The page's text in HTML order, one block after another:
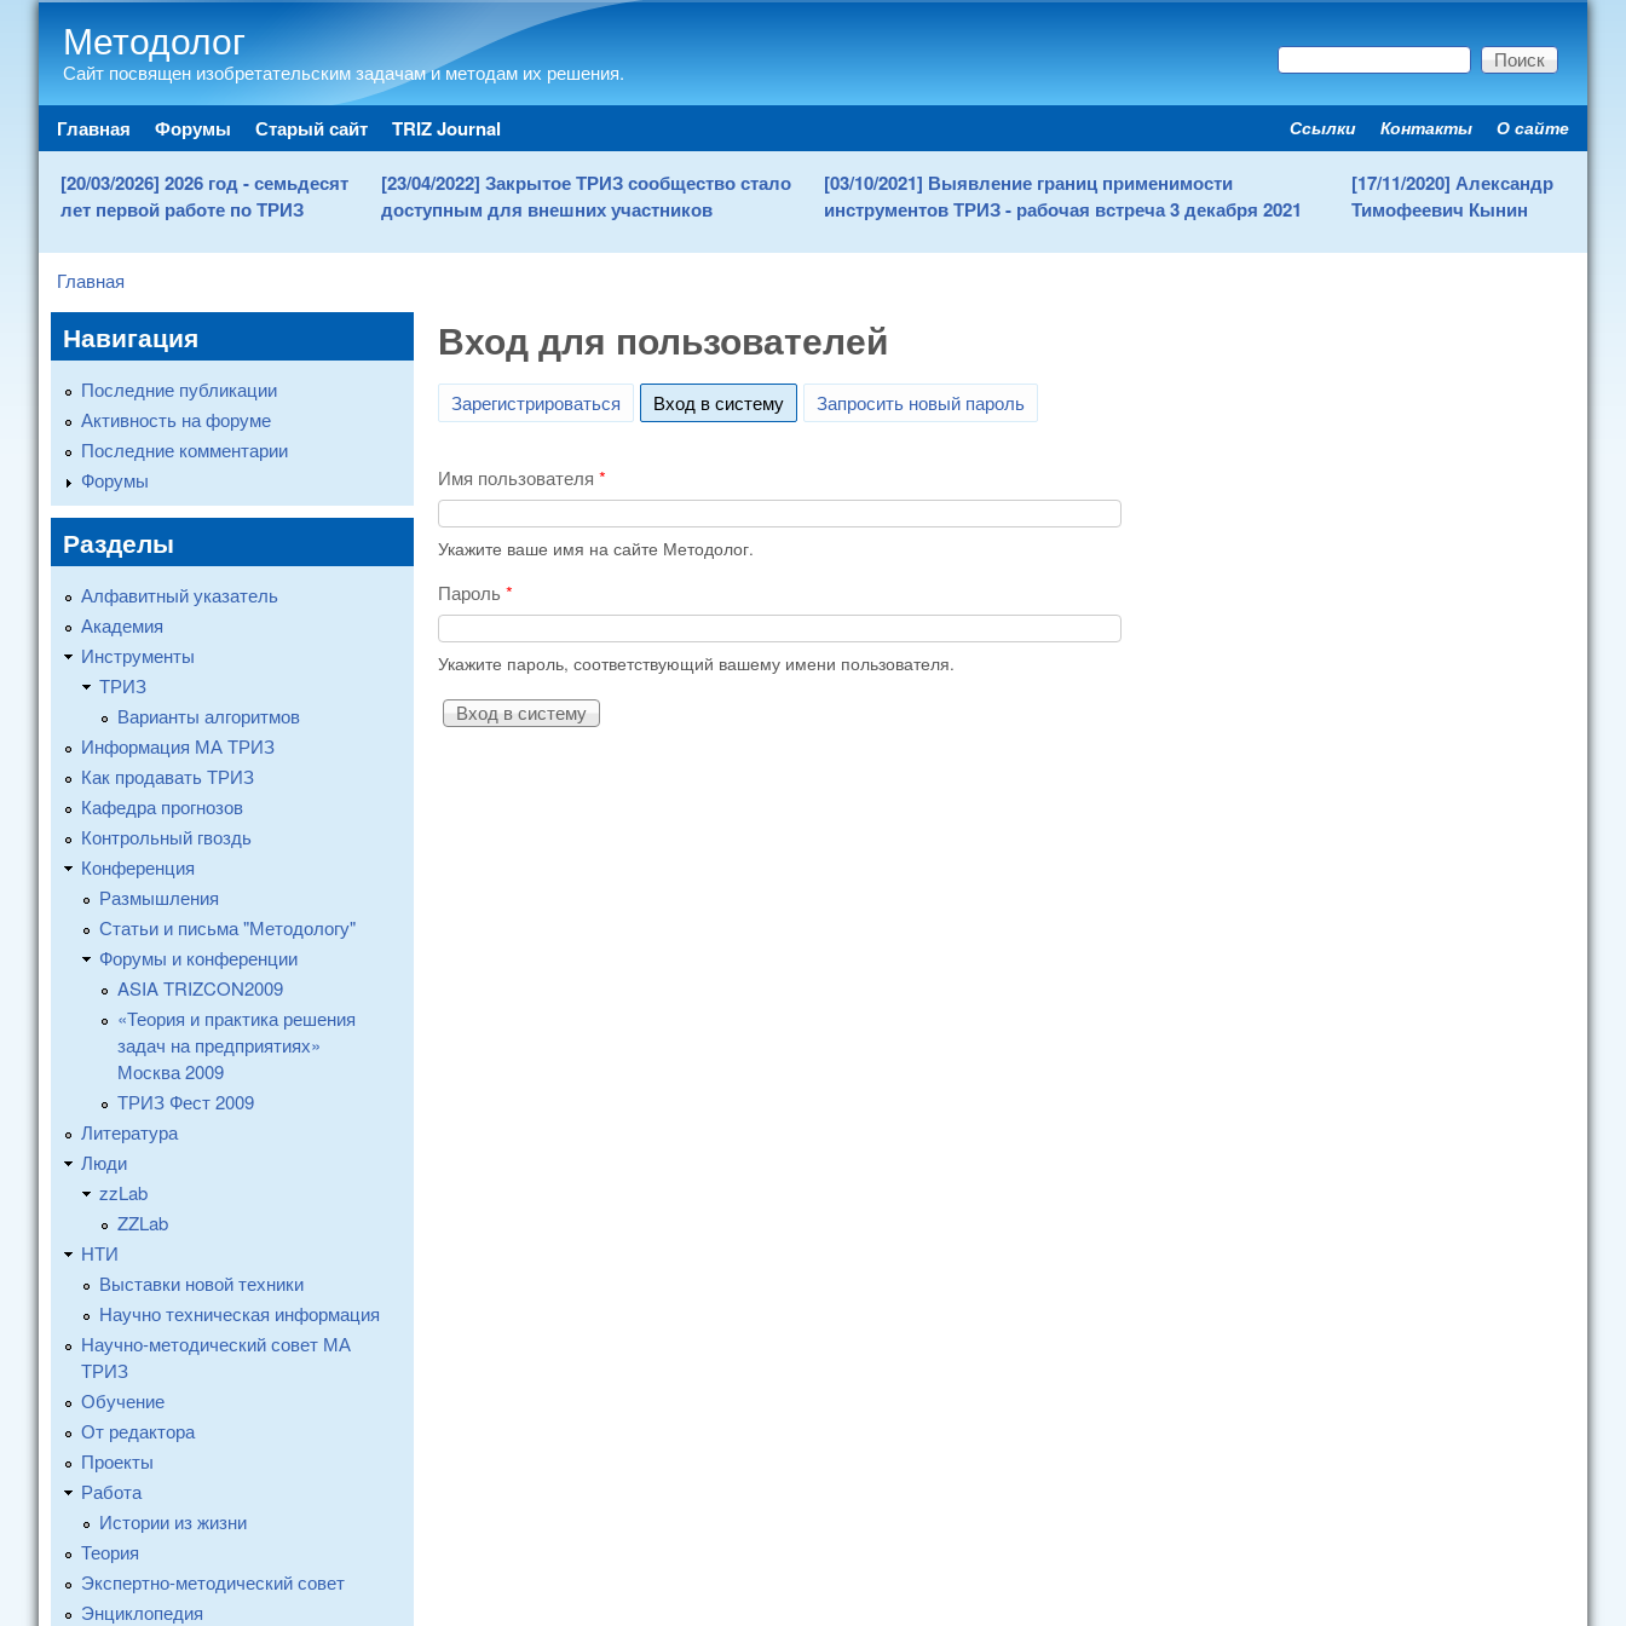
Методолог
Сайт посвящен изобретательским задачам и методам их решения. Форма поиска
Поиск
Main menu
Главная Форумы Старый сайт TRIZ Journal Secondary menu
Ссылки Контакты О сайте
[20/03/2026] 2026 год - семьдесят
лет первой работе по ТРИЗ
[23/04/2022] Закрытое ТРИЗ сообщество стало
доступным для внешних участников
[03/10/2021] Выявление границ применимости
инструментов ТРИЗ - рабочая встреча 3 декабря 2021
[17/11/2020] Александр
Тимофеевич Кынин
You are here
Главная
Вход для пользователей
Зарегистрироваться Вход в систему (active tab)
Запросить новый пароль
Имя пользователя *
Укажите ваше имя на сайте Методолог.
Пароль*
Укажите пароль, соответствующий вашему имени пользователя.
Навигация
Последние публикации
Активность на форуме
Последние комментарии
Форумы
Разделы
Алфавитный указатель
Академия
Инструменты
ТРИЗ
Варианты алгоритмов
Информация МА ТРИЗ
Как продавать ТРИЗ
Кафедра прогнозов
Контрольный гвоздь
Конференция
Размышления
Статьи и письма "Методологу"
Форумы и конференции
ASIA TRIZCON2009
«Теория и практика решения
задач на предприятиях»
Москва 2009
ТРИЗ Фест 2009
Литература
Люди
zzLab
ZZLab
НТИ
Выставки новой техники
Научно техническая информация
Научно-методический совет МА
ТРИЗ
Обучение
От редактора
Проекты
Работа
Истории из жизни
Теория
Экспертно-методический совет
Энциклопедия